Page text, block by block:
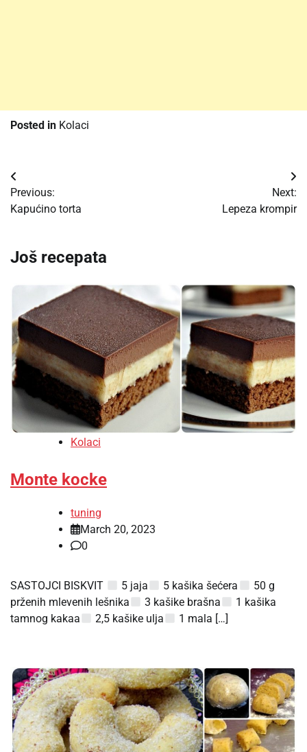
Posted in Kolaci
Post
navigation
Previous:
Kapućino torta
Next:
Lepeza krompir
Još recepata
Kolaci
Monte kocke
tuning
March 20, 2023
0
SASTOJCI BISKVIT 5 jaja 5 kašika šećera
50 g
prženih mlevenih lešnika
3 kašike brašna
1 kašika
tamnog kakaa
2,5 kašike ulja 1 mala […]